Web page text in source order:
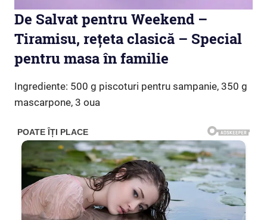
De Salvat pentru Weekend –
Tiramisu, rețeta clasică – Special
pentru masa în familie
Ingrediente: 500 g piscoturi pentru sampanie, 350 g
mascarpone, 3 oua